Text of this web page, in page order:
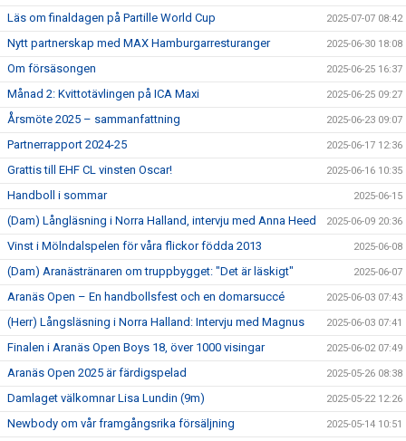
Läs om finaldagen på Partille World Cup 2025-07-07 08:42
Nytt partnerskap med MAX Hamburgarresturanger 2025-06-30 18:08
Om försäsongen 2025-06-25 16:37
Månad 2: Kvittotävlingen på ICA Maxi 2025-06-25 09:27
Årsmöte 2025 – sammanfattning 2025-06-23 09:07
Partnerrapport 2024-25 2025-06-17 12:36
Grattis till EHF CL vinsten Oscar! 2025-06-16 10:35
Handboll i sommar 2025-06-15
(Dam) Långläsning i Norra Halland, intervju med Anna Heed 2025-06-09 20:36
Vinst i Mölndalspelen för våra flickor födda 2013 2025-06-08
(Dam) Aranästränaren om truppbygget: "Det är läskigt" 2025-06-07
Aranäs Open – En handbollsfest och en domarsuccé 2025-06-03 07:43
(Herr) Långsläsning i Norra Halland: Intervju med Magnus 2025-06-03 07:41
Finalen i Aranäs Open Boys 18, över 1000 visingar 2025-06-02 07:49
Aranäs Open 2025 är färdigspelad 2025-05-26 08:38
Damlaget välkomnar Lisa Lundin (9m) 2025-05-22 12:26
Newbody om vår framgångsrika försäljning 2025-05-14 10:51